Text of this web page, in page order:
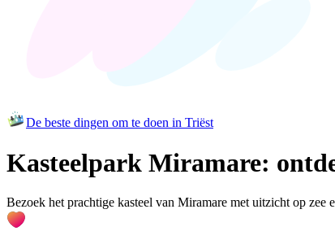
De beste dingen om te doen in Triëst
Kasteelpark Miramare:
Bezoek het prachtige kasteel van Miramare met uitzicht op